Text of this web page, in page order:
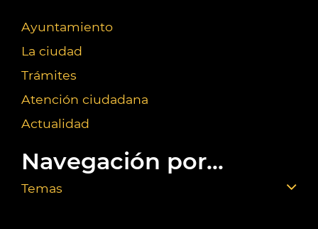
Ayuntamiento
La ciudad
Trámites
Atención ciudadana
Actualidad
Navegación por...
Temas